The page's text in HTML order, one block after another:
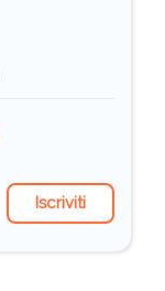
Iscriviti